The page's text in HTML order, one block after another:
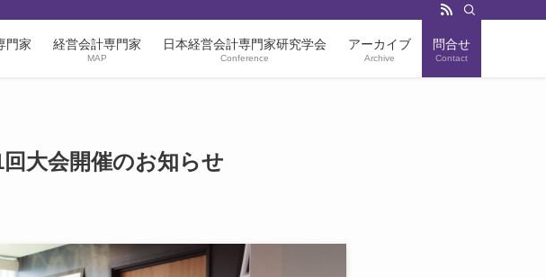
門家 経営会計専門家
MAP
日本経営会計専門家研究学会
Conference
アーカイブ
Archive
問合せ
Contact
大会開催のお知らせ